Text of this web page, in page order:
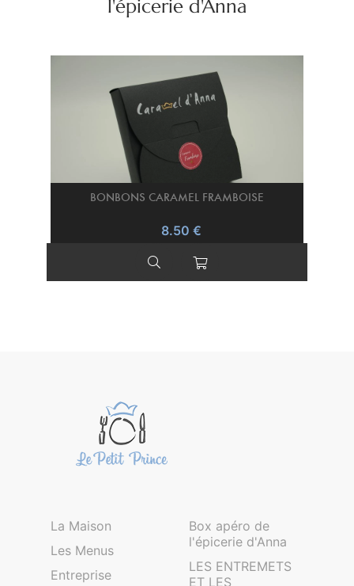
l'épicerie d'Anna
BONBONS CARAMEL FRAMBOISE
8.50 €
La Maison
Les Menus
Entreprise
Box apéro de
l'épicerie d'Anna
LES ENTREMETS
ET LES